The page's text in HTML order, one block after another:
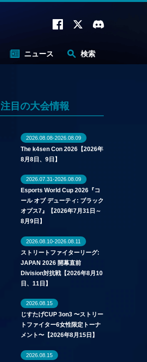
ニュース 検索
注目の大会情報
2026.08.08-2026.08.09
The k4sen Con 2026【2026年
8月8日、9日】
2026.07.31-2026.08.09
Esports World Cup 2026『コ
ール オブ デューティ: ブラック
オプス7』【2026年7月31日～
8月9日】
2026.08.10-2026.08.11
ストリートファイターリーグ:
JAPAN 2026 開幕直前
Division対抗戦【2026年8月10
日、11日】
2026.08.15
じすたげCUP 3on3 〜ストリー
トファイター6女性限定トーナ
メント〜【2026年8月15日】
2026.08.15